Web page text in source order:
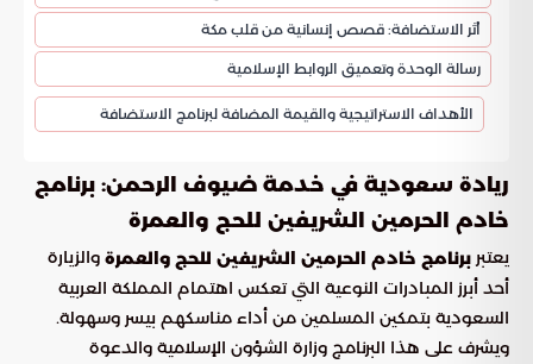
أثر الاستضافة: قصص إنسانية من قلب مكة
رسالة الوحدة وتعميق الروابط الإسلامية
الأهداف الاستراتيجية والقيمة المضافة لبرنامج الاستضافة
ريادة سعودية في خدمة ضيوف الرحمن: برنامج
خادم الحرمين الشريفين للحج والعمرة
يعتبر برنامج خادم الحرمين الشريفين للحج والعمرة والزيارة
أحد أبرز المبادرات النوعية التي تعكس اهتمام المملكة العربية
السعودية بتمكين المسلمين من أداء مناسكهم بيسر وسهولة.
ويشرف على هذا البرنامج وزارة الشؤون الإسلامية والدعوة